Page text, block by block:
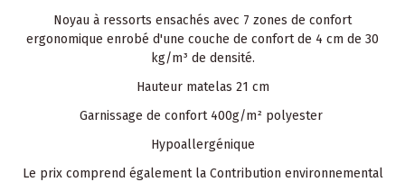
Noyau à ressorts ensachés avec 7 zones de confort
ergonomique enrobé d'une couche de confort de 4 cm de 30
kg/m³ de densité.
Hauteur matelas 21 cm
Garnissage de confort 400g/m² polyester
Hypoallergénique
Le prix comprend également la Contribution environnemental